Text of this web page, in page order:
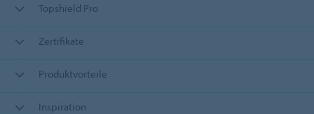
Topshield Pro
Zertifikate
Produktvorteile
Inspiration